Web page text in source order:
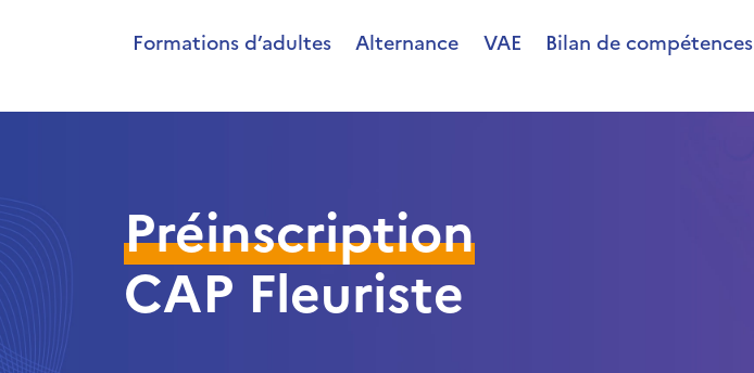
Formations d’adultes Alternance VAE Bilan de compétences
Préinscription
CAP Fleuriste